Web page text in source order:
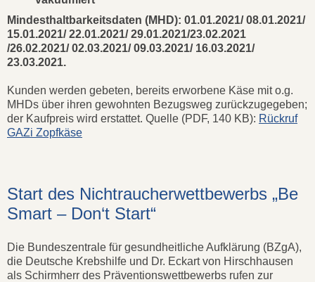
Mindesthaltbarkeitsdaten (MHD): 01.01.2021/ 08.01.2021/
15.01.2021/ 22.01.2021/ 29.01.2021/23.02.2021
/26.02.2021/ 02.03.2021/ 09.03.2021/ 16.03.2021/
23.03.2021.
Kunden werden gebeten, bereits erworbene Käse mit o.g.
MHDs über ihren gewohnten Bezugsweg zurückzugegeben;
der Kaufpreis wird erstattet. Quelle (PDF, 140 KB): Rückruf
GAZi Zopfkäse
Start des Nichtraucherwettbewerbs „Be
Smart – Don‘t Start“
Die Bundeszentrale für gesundheitliche Aufklärung (BZgA),
die Deutsche Krebshilfe und Dr. Eckart von Hirschhausen
als Schirmherr des Präventionswettbewerbs rufen zur